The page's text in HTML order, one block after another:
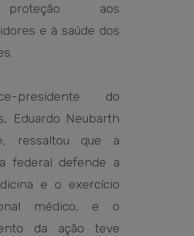
aos
e à saúde dos
presidente do
Eduardo Neubarth
ressaltou que a
federal defende a
e o exercício
médico, e o
da ação teve